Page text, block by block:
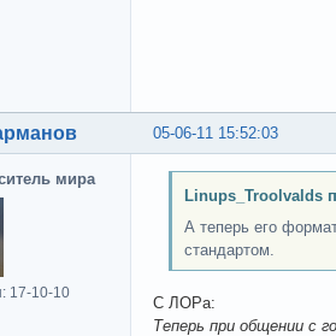
05-06-11 15:52:03
мира
17-10-10
Linups_Troolvalds
А теперь его
стандартом.
C ЛОРа:
Теперь при общении с